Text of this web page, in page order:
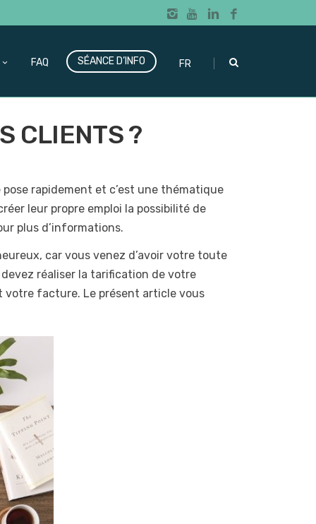
FAQ SÉANCE D’INFO FR |
CLIENTS ?
rapidement et c’est une thématique
leur propre emploi la possibilité de
plus d’informations.
car vous venez d’avoir votre toute
réaliser la tarification de votre
votre facture. Le présent article vous